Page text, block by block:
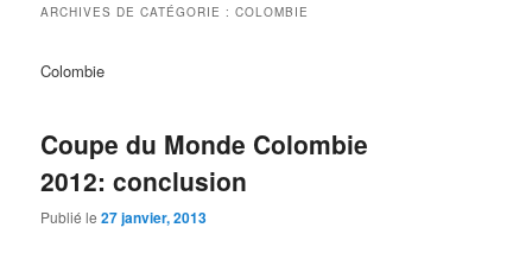
ARCHIVES DE CATÉGORIE :COLOMBIE
Colombie
Coupe du Monde Colombie
2012: conclusion
Publié le27 janvier, 2013